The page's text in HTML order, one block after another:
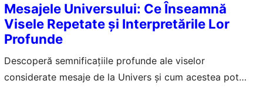
Mesajele Universului: Ce Înseamnă
Visele Repetate și Interpretările Lor
Profunde
Descoperă semnificațiile profunde ale viselor
considerate mesaje de la Univers și cum acestea pot